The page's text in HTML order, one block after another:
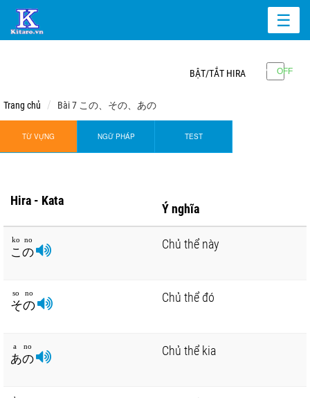
☰
BẬT/TẮT HIRA
Trang chủ Bài 7 この、その、あの
TỪ VỰNG NGỮ PHÁP TEST
Hira - Kata
Ý nghĩa
この
ko no Chủ thể này
その
so no Chủ thể đó
あの
a no Chủ thể kia